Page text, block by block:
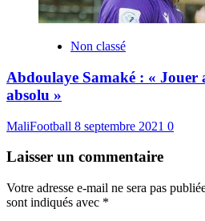
Non classé
Abdoulaye Samaké : « Jouer
absolu »
MaliFootball 8 septembre 2021 0
Laisser un commentaire
Votre adresse e-mail ne sera pas
sont indiqués avec *